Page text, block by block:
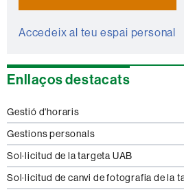
Accedeix al teu espai personal
Enllaços destacats
Gestió d'horaris
Gestions personals
Sol·licitud de la targeta UAB
Sol·licitud de canvi de fotografia de la